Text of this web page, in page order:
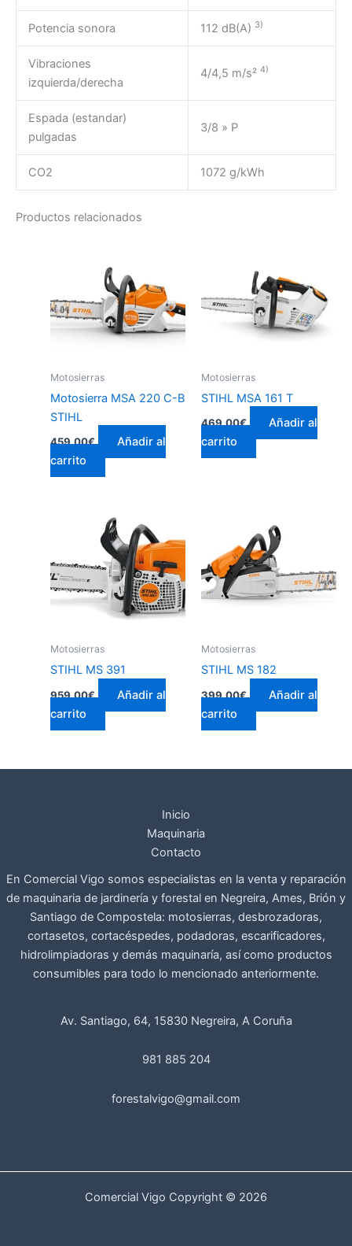
Potencia sonora 112 dB(A) 3)
Vibraciones
izquierda/derecha
4/4,5 m/s² 4)
Espada (estandar)
pulgadas
3/8 » P
CO2 1072 g/kWh
Productos relacionados
Motosierras
Motosierra MSA 220 C-B
STIHL
459,00€
Añadir al
carrito
Motosierras
STIHL MSA 161 T
469,00€
Añadir al
carrito
Motosierras
STIHL MS 391
959,00€
Añadir al
carrito
Motosierras
STIHL MS 182
399,00€
Añadir al
carrito
Inicio
Maquinaria
Contacto
En Comercial Vigo somos especialistas en la venta y reparación
de maquinaria de jardinería y forestal en Negreira, Ames, Brión y
Santiago de Compostela: motosierras, desbrozadoras,
cortasetos, cortacéspedes, podadoras, escarificadores,
hidrolimpiadoras y demás maquinaría, así como productos
consumibles para todo lo mencionado anteriormente.
Av. Santiago, 64, 15830 Negreira, A Coruña
981 885 204
forestalvigo@gmail.com
Comercial Vigo Copyright © 2026